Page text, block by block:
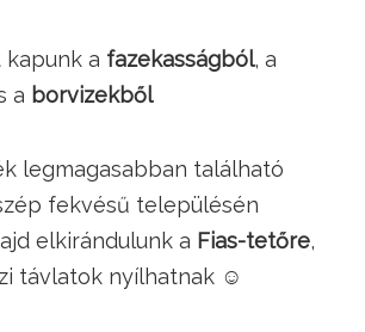
a fazekasságból, a
a borvizekből
legmagasabban található
fekvésű településén
elkirándulunk a Fias-tetőre,
távlatok nyílhatnak ☺